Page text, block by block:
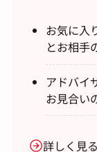
お気に入
とお相手
アドバイ
お見合い
詳しく見る